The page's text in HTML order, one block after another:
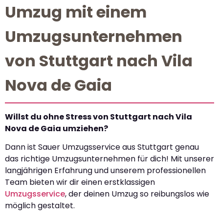
Umzug mit einem
Umzugsunternehmen
von Stuttgart nach Vila
Nova de Gaia
Willst du ohne Stress von Stuttgart nach Vila
Nova de Gaia umziehen?
Dann ist Sauer Umzugsservice aus Stuttgart genau
das richtige Umzugsunternehmen für dich! Mit unserer
langjährigen Erfahrung und unserem professionellen
Team bieten wir dir einen erstklassigen
Umzugsservice, der deinen Umzug so reibungslos wie
möglich gestaltet.